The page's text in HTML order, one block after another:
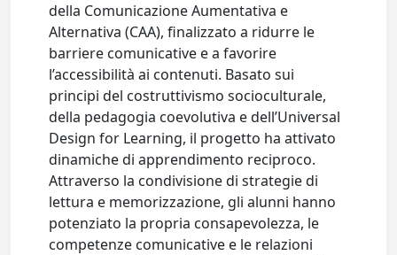
della Comunicazione Aumentativa e
Alternativa (CAA), finalizzato a ridurre le
barriere comunicative e a favorire
l’accessibilità ai contenuti. Basato sui
principi del costruttivismo socioculturale,
della pedagogia coevolutiva e dell’Universal
Design for Learning, il progetto ha attivato
dinamiche di apprendimento reciproco.
Attraverso la condivisione di strategie di
lettura e memorizzazione, gli alunni hanno
potenziato la propria consapevolezza, le
competenze comunicative e le relazioni